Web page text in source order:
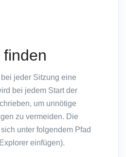
jeder Sitzung eine
bei jedem Start der
um unnötige
zu vermeiden. Die
unter folgendem Pfad
einfügen).